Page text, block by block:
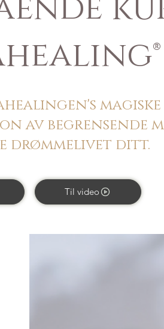
®
av begrensende
drømmelivet ditt.
Til video